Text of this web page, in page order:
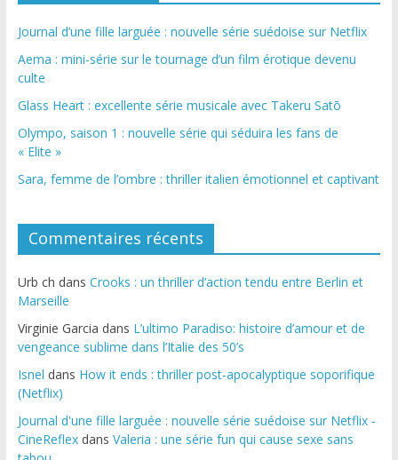
Journal d’une fille larguée : nouvelle série suédoise sur Netflix
Aema : mini-série sur le tournage d’un film érotique devenu
culte
Glass Heart : excellente série musicale avec Takeru Satō
Olympo, saison 1 : nouvelle série qui séduira les fans de
« Elite »
Sara, femme de l’ombre : thriller italien émotionnel et captivant
Commentaires récents
Urb ch dans Crooks : un thriller d’action tendu entre Berlin et
Marseille
Virginie Garcia dans L’ultimo Paradiso: histoire d’amour et de
vengeance sublime dans l’Italie des 50’s
Isnel dans How it ends : thriller post-apocalyptique soporifique
(Netflix)
Journal d'une fille larguée : nouvelle série suédoise sur Netflix -
CineReflexdans Valeria : une série fun qui cause sexe sans